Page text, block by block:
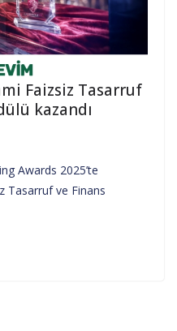
Faizsiz Tasarruf
kazandı
Awards 2025’te
Tasarruf ve Finans